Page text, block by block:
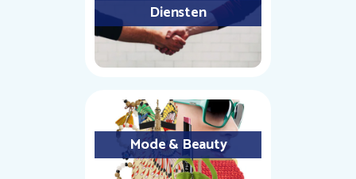
Diensten
Mode & Beauty